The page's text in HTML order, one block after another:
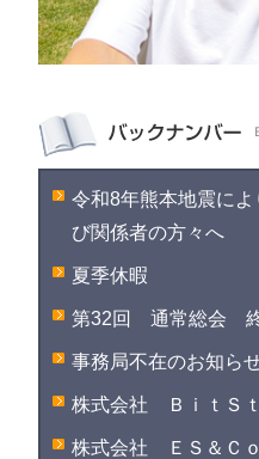
令和8年熊本地震に
び関係者の方々へ
夏季休暇
第32回 通常総会
事務局不在のお知ら
株式会社 ＢｉｔＳｔ
株式会社 ＥＳ＆Ｃ